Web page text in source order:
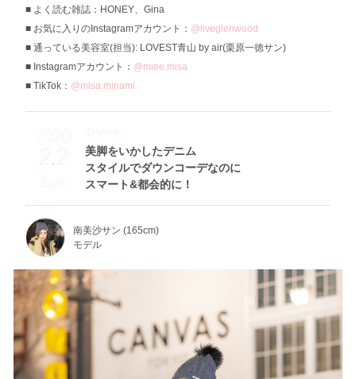
よく読む雑誌：HONEY、Gina
お気に入りのInstagramアカウント： @liveglenwood
通っている美容室(担当): LOVEST青山 by air(栗原一徳サン)
Instagramアカウント： @miee.misa
TikTok： @misa.minami
2.2
Sun
美脚をいかしたデニム
スタイルでダウンコーデなのに
スマート&都会的に！
Theme
南美沙サン (165cm)
モデル